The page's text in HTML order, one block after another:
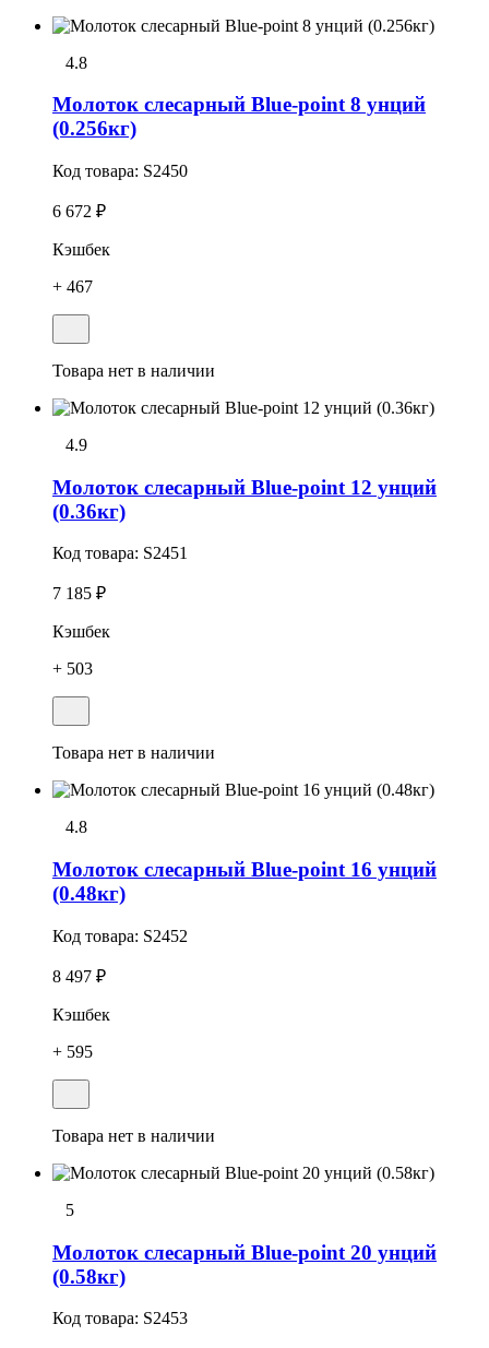
4.8
Молоток слесарный Blue-point 8 унций
(0.256кг)
Код товара: S2450
6 672 ₽
Кэшбек
+ 467
Товара нет в наличии
4.9
Молоток слесарный Blue-point 12 унций
(0.36кг)
Код товара: S2451
7 185 ₽
Кэшбек
+ 503
Товара нет в наличии
4.8
Молоток слесарный Blue-point 16 унций
(0.48кг)
Код товара: S2452
8 497 ₽
Кэшбек
+ 595
Товара нет в наличии
5
Молоток слесарный Blue-point 20 унций
(0.58кг)
Код товара: S2453